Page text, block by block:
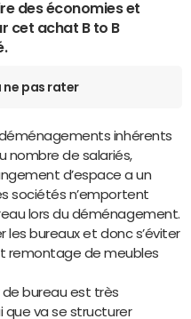
des économies et
cet achat B to B
ne pas rater
déménagements inhérents
nombre de salariés,
d’espace a un
sociétés n’emportent
lors du déménagement.
les bureaux et donc s’éviter
remontage de meubles
de bureau est très
que va se structurer